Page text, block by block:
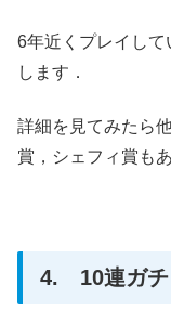
6年近くプレイし
します．
詳細を見てみたら
賞，シェフィ賞も
4. 10連ガチ